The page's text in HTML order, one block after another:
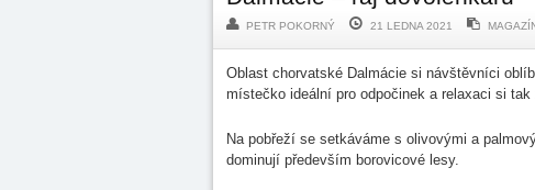
PETR POKORNÝ 21 LEDNA 2021
Oblast chorvatské Dalmácie si návštěvníci
místečko ideální pro odpočinek a relaxaci si tak
Na pobřeží se setkáváme s olivovými a
dominují především borovicové lesy.